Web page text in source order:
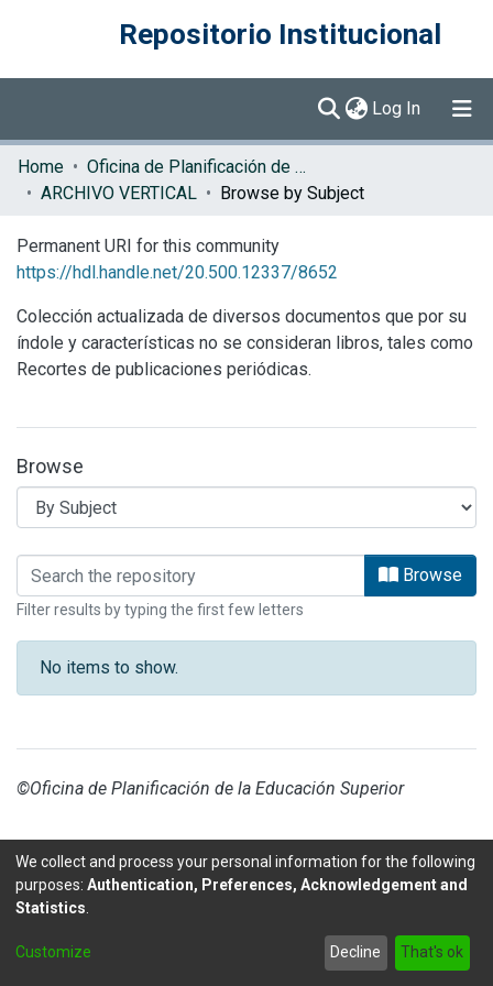
Repositorio Institucional
Log In (current)
Communities & Collections
Browse DSpace
Home
Oficina de Planificación de la Educación Superior (OPES)
ARCHIVO VERTICAL
Browse by Subject
Permanent URI for this community
https://hdl.handle.net/20.500.12337/8652
Colección actualizada de diversos documentos que por su
índole y características no se consideran libros, tales como
Recortes de publicaciones periódicas.
Browse
Browsing ARCHIVO VERTICAL by
Browse
Filter results by typing the first few letters
No items to show.
©Oficina de Planificación de la Educación Superior
DSpace software copyright © 2002-2026LYRASIS
footer.link.politicas
We collect and process your personal information for the following
purposes: Authentication, Preferences, Acknowledgement and
Statistics
Customize Decline That's ok